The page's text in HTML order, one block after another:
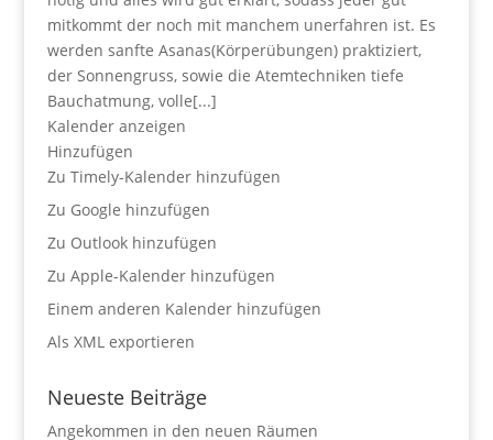
mitkommt der noch mit manchem unerfahren ist. Es
werden sanfte Asanas(Körperübungen) praktiziert,
der Sonnengruss, sowie die Atemtechniken tiefe
Bauchatmung, volle[...]
Kalender anzeigen
Hinzufügen
Zu Timely-Kalender hinzufügen
Zu Google hinzufügen
Zu Outlook hinzufügen
Zu Apple-Kalender hinzufügen
Einem anderen Kalender hinzufügen
Als XML exportieren
Neueste Beiträge
Angekommen in den neuen Räumen